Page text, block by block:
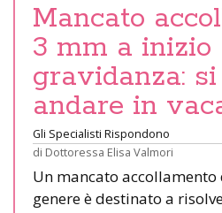
Mancato
3 mm a inizio
gravidanza:
andare in
Gli Specialisti Rispondono
di Dottoressa Elisa Valmori
Un mancato
genere è destinato a